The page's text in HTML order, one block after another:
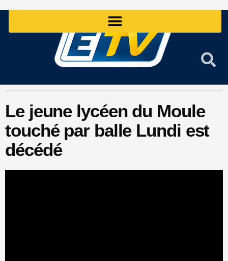
Le jeune lycéen du Moule
touché par balle Lundi est
décédé